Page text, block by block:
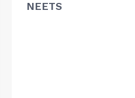
NEETS